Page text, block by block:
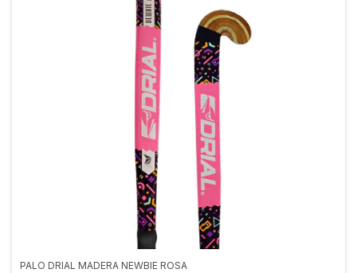
PALO DRIAL MADERA NEWBIE ROSA